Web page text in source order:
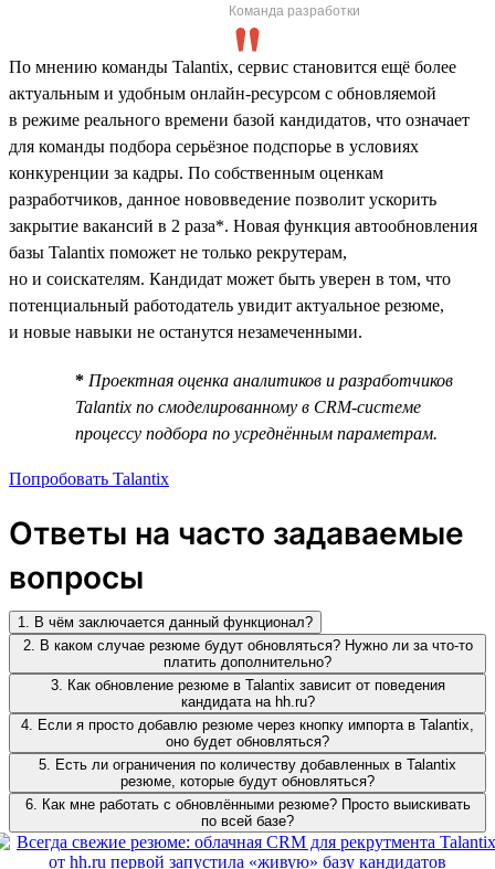
Команда разработки
По мнению команды Talantix, сервис становится ещё более
актуальным и удобным онлайн-ресурсом с обновляемой
в режиме реального времени базой кандидатов, что означает
для команды подбора серьёзное подспорье в условиях
конкуренции за кадры. По собственным оценкам
разработчиков, данное нововведение позволит ускорить
закрытие вакансий в 2 раза*. Новая функция автообновления
базы Talantix поможет не только рекрутерам,
но и соискателям. Кандидат может быть уверен в том, что
потенциальный работодатель увидит актуальное резюме,
и новые навыки не останутся незамеченными.
* Проектная оценка аналитиков и разработчиков
Talantix по смоделированному в CRM-системе
процессу подбора по усреднённым параметрам.
Попробовать Talantix
Ответы на часто задаваемые
вопросы
1. В чём заключается данный функционал?
2. В каком случае резюме будут обновляться? Нужно ли за что-то
платить дополнительно?
3. Как обновление резюме в Talantix зависит от поведения
кандидата на hh.ru?
4. Если я просто добавлю резюме через кнопку импорта в Talantix,
оно будет обновляться?
5. Есть ли ограничения по количеству добавленных в Talantix
резюме, которые будут обновляться?
6. Как мне работать с обновлёнными резюме? Просто выискивать
по всей базе?